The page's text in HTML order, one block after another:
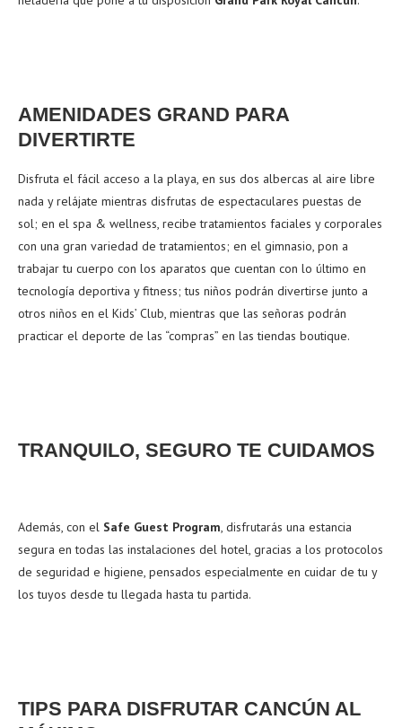
AMENIDADES GRAND PARA
DIVERTIRTE
Disfruta el fácil acceso a la playa, en sus dos albercas al aire libre
nada y relájate mientras disfrutas de espectaculares puestas de
sol; en el spa & wellness, recibe tratamientos faciales y corporales
con una gran variedad de tratamientos; en el gimnasio, pon a
trabajar tu cuerpo con los aparatos que cuentan con lo último en
tecnología deportiva y fitness; tus niños podrán divertirse junto a
otros niños en el Kids’ Club, mientras que las señoras podrán
practicar el deporte de las “compras” en las tiendas boutique.
TRANQUILO, SEGURO TE CUIDAMOS
Además, con el Safe Guest Program, disfrutarás una estancia
segura en todas las instalaciones del hotel, gracias a los protocolos
de seguridad e higiene, pensados especialmente en cuidar de tu y
los tuyos desde tu llegada hasta tu partida.
TIPS PARA DISFRUTAR CANCÚN AL